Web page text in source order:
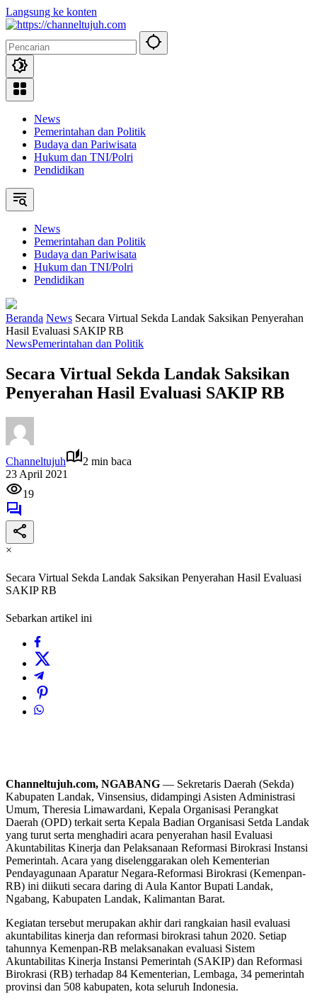
Langsung ke konten
News
Pemerintahan dan Politik
Budaya dan Pariwisata
Hukum dan TNI/Polri
Pendidikan
News
Pemerintahan dan Politik
Budaya dan Pariwisata
Hukum dan TNI/Polri
Pendidikan
Beranda News Secara Virtual Sekda Landak Saksikan Penyerahan
Hasil Evaluasi SAKIP RB
NewsPemerintahan dan Politik
Secara Virtual Sekda Landak Saksikan
Penyerahan Hasil Evaluasi SAKIP RB
Channeltujuh
2 min baca
23 April 2021
19
×
Secara Virtual Sekda Landak Saksikan Penyerahan Hasil Evaluasi
SAKIP RB
Sebarkan artikel ini
Channeltujuh.com, NGABANG — Sekretaris Daerah (Sekda)
Kabupaten Landak, Vinsensius, didampingi Asisten Administrasi
Umum, Theresia Limawardani, Kepala Organisasi Perangkat
Daerah (OPD) terkait serta Kepala Badian Organisasi Setda Landak
yang turut serta menghadiri acara penyerahan hasil Evaluasi
Akuntabilitas Kinerja dan Pelaksanaan Reformasi Birokrasi Instansi
Pemerintah. Acara yang diselenggarakan oleh Kementerian
Pendayagunaan Aparatur Negara-Reformasi Birokrasi (Kemenpan-
RB) ini diikuti secara daring di Aula Kantor Bupati Landak,
Ngabang, Kabupaten Landak, Kalimantan Barat.
Kegiatan tersebut merupakan akhir dari rangkaian hasil evaluasi
akuntabilitas kinerja dan reformasi birokrasi tahun 2020. Setiap
tahunnya Kemenpan-RB melaksanakan evaluasi Sistem
Akuntabilitas Kinerja Instansi Pemerintah (SAKIP) dan Reformasi
Birokrasi (RB) terhadap 84 Kementerian, Lembaga, 34 pemerintah
provinsi dan 508 kabupaten, kota seluruh Indonesia.